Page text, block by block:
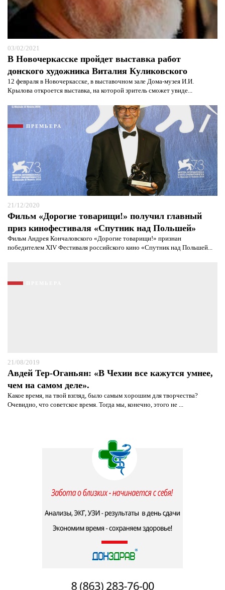
03/02/2021
В Новочеркасске пройдет выставка работ
донского художника Виталия Куликовского
12 февраля в Новочеркасске, в выставочном зале Дома-музея И.И.
Крылова откроется выставка, на которой зритель сможет увиде...
ПРЕМЬЕРА
21/12/2020
Фильм «Дорогие товарищи!» получил главный
приз кинофестиваля «Спутник над Польшей»
Фильм Андрея Кончаловского «Дорогие товарищи!» признан
победителем XIV Фестиваля российского кино «Спутник над Польшей...
21/08/2019
Авдей Тер-Оганьян: «В Чехии все кажутся умнее,
чем на самом деле».
Какое время, на твой взгляд, было самым хорошим для творчества?
Очевидно, что советское время. Тогда мы, конечно, этого не ...